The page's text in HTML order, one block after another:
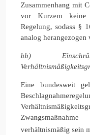
Zusammenhang mit
vor Kurzem keine
Regelung, sodass §
analog herangezogen
bb)
Eine bundesweit
verhältnismäßig sein